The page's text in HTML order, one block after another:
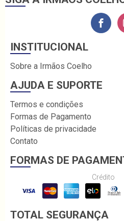
INSTITUCIONAL
Sobre a Irmãos Coelho
AJUDA E SUPORTE
Termos e condições
Formas de Pagamento
Políticas de privacidade
Contato
FORMAS DE
Crédito
TOTAL SEGURANÇA